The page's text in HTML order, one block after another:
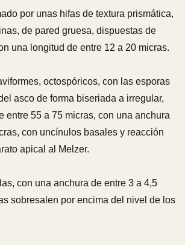
por unas hifas de textura prismática,
de pared gruesa, dispuestas de
una longitud de entre 12 a 20 micras.
octospóricos, con las esporas
asco de forma biseriada a irregular,
entre 55 a 75 micras, con una anchura
con uncínulos basales y reacción
apical al Melzer.
con una anchura de entre 3 a 4,5
sobresalen por encima del nivel de los